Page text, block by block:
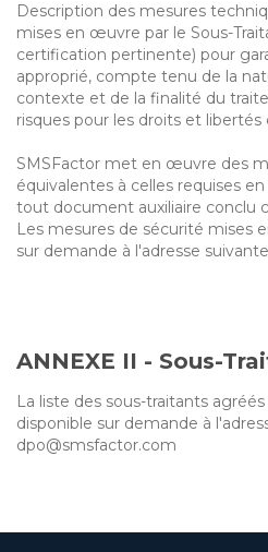
Description des mesures
mises en œuvre par le Sous-
certification pertinente) pour
approprié, compte tenu de la
contexte et de la finalité du
risques pour les droits et libertés
SMSFactor met en œuvre des
équivalentes à celles requises
tout document auxiliaire conclu
Les mesures de sécurité mises
sur demande à l'adresse
ANNEXE II - Sous-
La liste des sous-traitants
disponible sur demande à
dpo@smsfactor.com